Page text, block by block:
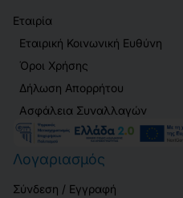
Εταιρία
Εταιρική Κοινωνική Ευθύνη
Όροι Χρήσης
Δήλωση Απορρήτου
Ασφάλεια Συναλλαγών
Λογαριασμός
Σύνδεση / Εγγραφή